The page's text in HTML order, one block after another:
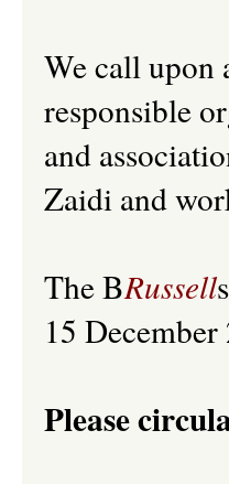
We call upon
responsible
and
Zaidi and
The BRussell
15 December
Please